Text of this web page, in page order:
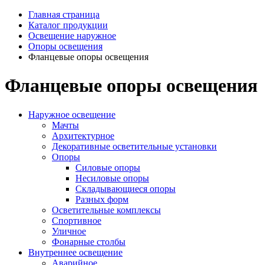
Главная страница
Каталог продукции
Освещение наружное
Опоры освещения
Фланцевые опоры освещения
Фланцевые опоры освещения
Наружное освещение
Мачты
Архитектурное
Декоративные осветительные установки
Опоры
Силовые опоры
Несиловые опоры
Складывающиеся опоры
Разных форм
Осветительные комплексы
Спортивное
Уличное
Фонарные столбы
Внутреннее освещение
Аварийное